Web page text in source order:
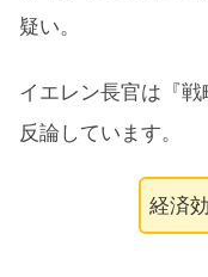
疑い。
イエレン長官は『
反論しています。
経済